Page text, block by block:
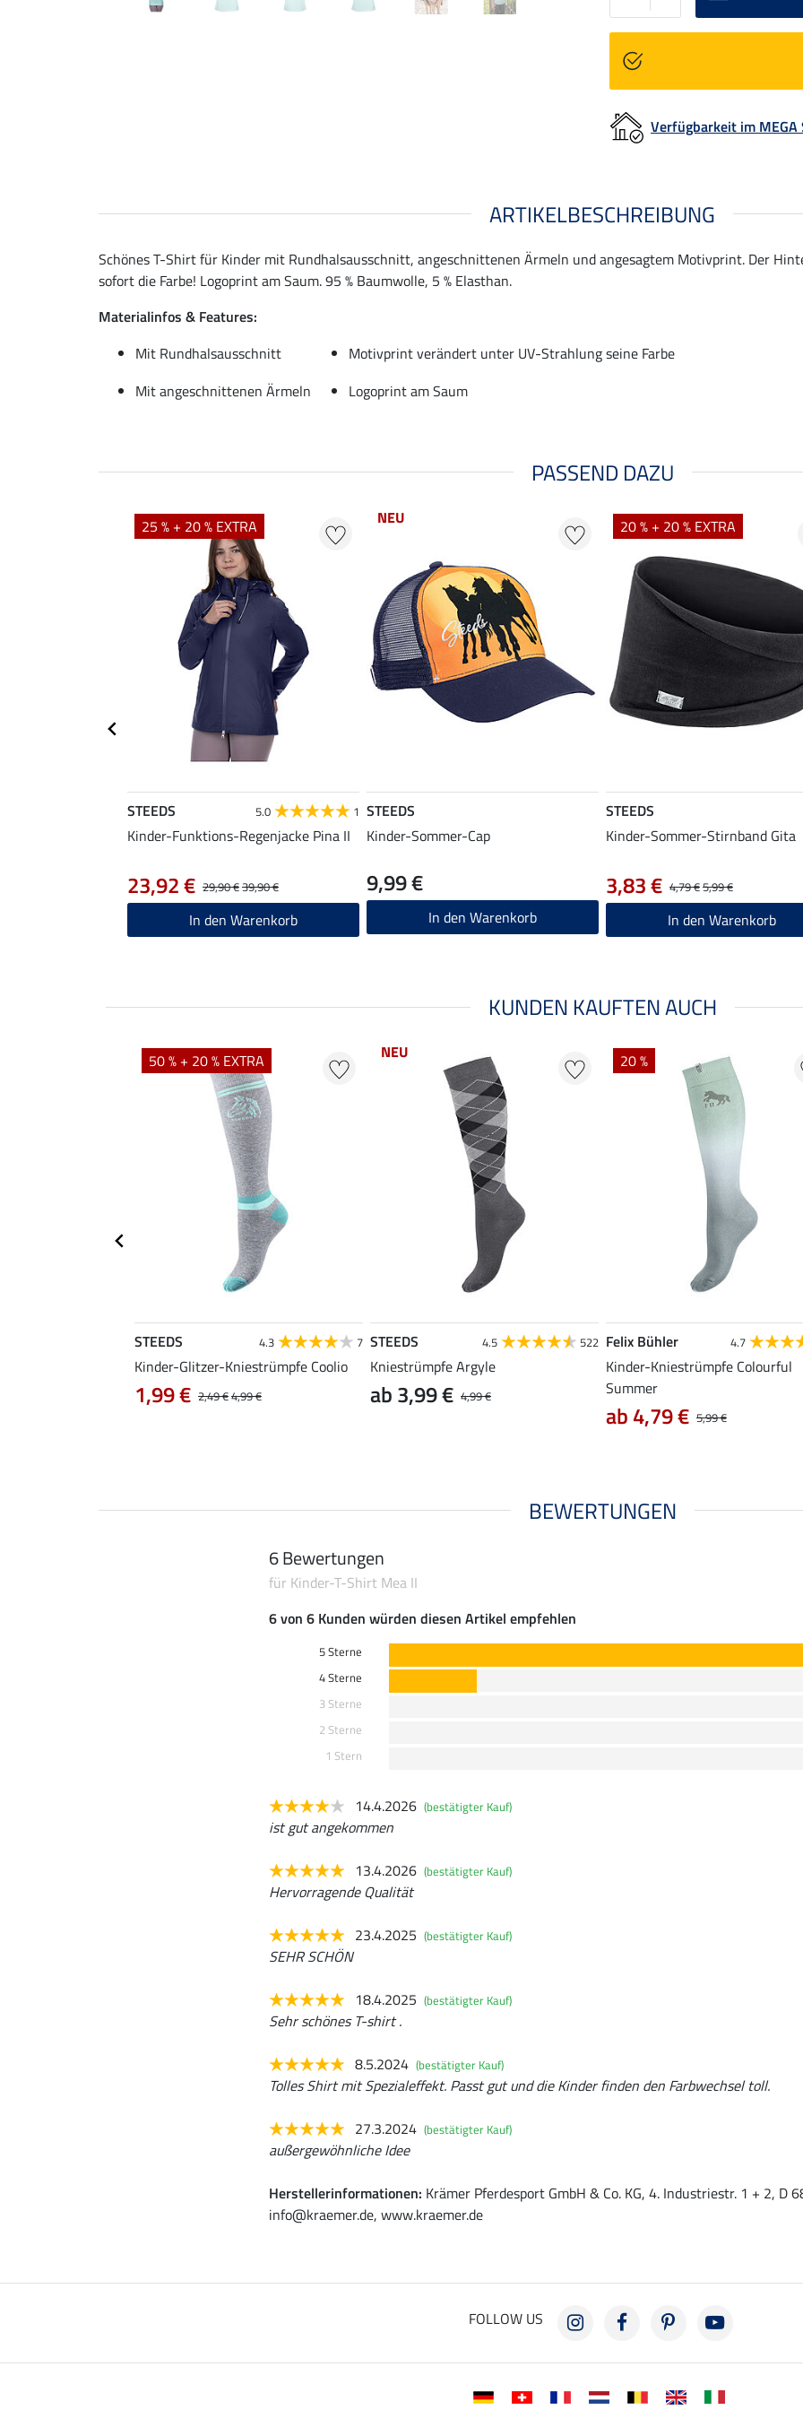
Verfügbarkeit im MEGA
ARTIKELBESCHREIBUNG
Schönes T-Shirt für Kinder mit Rundhalsausschnitt, angeschnittenen Ärmeln und angesagtem Motivprint. Der
sofort die Farbe! Logoprint am Saum. 95 % Baumwolle, 5 % Elasthan.
Materialinfos & Features:
Mit Rundhalsausschnitt
Motivprint verändert unter UV-Strahlung seine Farbe
Mit angeschnittenen Ärmeln
Logoprint am Saum
PASSEND DAZU
25 % + 20 % EXTRA
STEEDS 5.0 1
Kinder-Funktions-Regenjacke Pina II
29,90 €39,90 €
23,92 €
In den Warenkorb
NEU
STEEDS
Kinder-Sommer-Cap
9,99 €
In den Warenkorb
20 % + 20 % EXTRA
STEEDS
Kinder-Sommer-Stirnband Gita
4,79 €5,99 €
3,83 €
In den Warenkorb
KUNDEN KAUFTEN AUCH
50 % + 20 % EXTRA
STEEDS 4.3 7
Kinder-Glitzer-Kniestrümpfe Coolio
2,49 €4,99 €
1,99 €
NEU
STEEDS 4.5 522
Kniestrümpfe Argyle
4,99 €
ab 3,99 €
20 %
Felix Bühler 4.7
Kinder-Kniestrümpfe Colourful
Summer
5,99 €
ab 4,79 €
BEWERTUNGEN
6 Bewertungen
für Kinder-T-Shirt Mea II
6 von 6 Kunden würden diesen Artikel empfehlen
5 Sterne
4 Sterne
3 Sterne
2 Sterne
1 Stern
14.4.2026 (bestätigter Kauf)
ist gut angekommen
13.4.2026 (bestätigter Kauf)
Hervorragende Qualität
23.4.2025 (bestätigter Kauf)
SEHR SCHÖN
18.4.2025 (bestätigter Kauf)
Sehr schönes T-shirt .
8.5.2024 (bestätigter Kauf)
Tolles Shirt mit Spezialeffekt. Passt gut und die Kinder finden den Farbwechsel toll.
27.3.2024 (bestätigter Kauf)
außergewöhnliche Idee
Herstellerinformationen: Krämer Pferdesport GmbH & Co. KG, 4. Industriestr. 1 + 2, D
info@kraemer.de, www.kraemer.de
FOLLOW US